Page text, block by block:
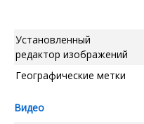
Установленный
редактор изображений
Географические метки
Видео